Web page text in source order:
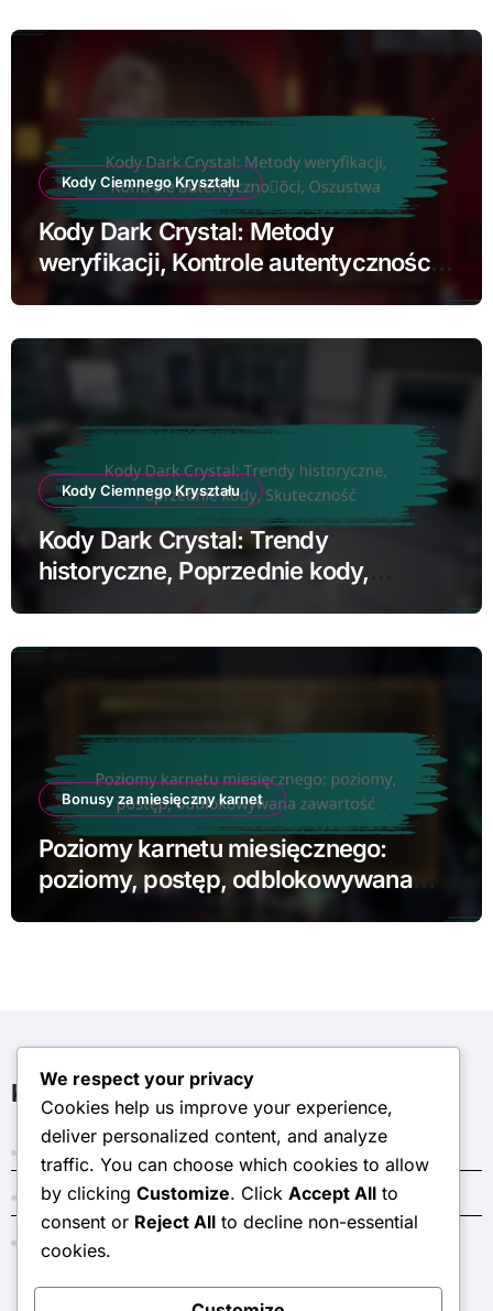
Kody Ciemnego Kryształu
Kody Dark Crystal: Metody
weryfikacji, Kontrole autentyczności,
Kody Ciemnego Kryształu
Kody Dark Crystal: Trendy
historyczne, Poprzednie kody,
Bonusy za miesięczny karnet
Poziomy karnetu miesięcznego:
poziomy, postęp, odblokowywana
Kategorie
Bonusy za miesięczny karnet
Kody Ciemnego Kryształu
Nagrody w Sklepie Tokenów Wydarzenia
We respect your privacy
Cookies help us improve your experience,
deliver personalized content, and analyze
traffic. You can choose which cookies to allow
by clicking Customize. Click Accept All to
consent or Reject All to decline non-essential
cookies.